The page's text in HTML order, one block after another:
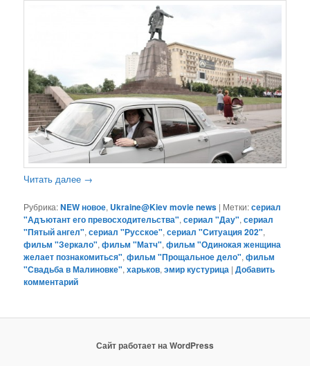
Читать далее →
Рубрика:NEW новое, Ukraine@Kiev movie news | Метки:сериал
"Адъютант его превосходительства",сериал "Дау",сериал
"Пятый ангел",сериал "Русское",сериал "Ситуация 202",
фильм "Зеркало",фильм "Матч",фильм "Одинокая женщина
желает познакомиться",фильм "Прощальное дело",фильм
"Свадьба в Малиновке",харьков,эмир кустурица |Добавить
комментарий
Сайт работает на WordPress